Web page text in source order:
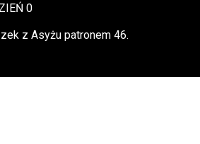
0
z Asyżu patronem 46.